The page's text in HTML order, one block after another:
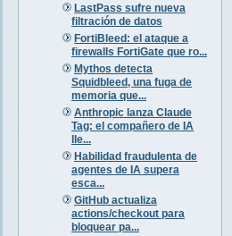
LastPass sufre nueva
filtración de datos
FortiBleed: el ataque a
firewalls FortiGate que ro...
Mythos detecta
Squidbleed, una fuga de
memoria que...
Anthropic lanza Claude
Tag: el compañero de IA
lle...
Habilidad fraudulenta de
agentes de IA supera
esca...
GitHub actualiza
actions/checkout para
bloquear pa...